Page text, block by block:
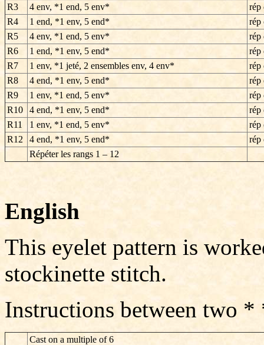
R3
4 env, *1 end, 5 env*
rép
R4
1 end, *1 env, 5 end*
rép
R5
4 env, *1 end, 5 env*
rép
R6
1 end, *1 env, 5 end*
rép
R7
1 env, *1 jeté, 2 ensembles env, 4 env*
rép
R8
4 end, *1 env, 5 end*
rép
R9
1 env, *1 end, 5 env*
rép
R10
4 end, *1 env, 5 end*
rép
R11
1 env, *1 end, 5 env*
rép
R12
4 end, *1 env, 5 end*
rép
Répéter les rangs 1 – 12
English
This eyelet pattern is
stockinette stitch.
Instructions between two *
Cast on a multiple of6